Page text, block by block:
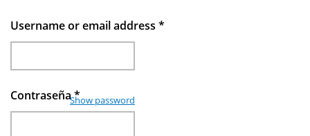
Username or email address *
Contraseña*
Show password